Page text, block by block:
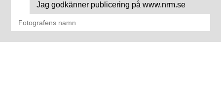
Jag godkänner publicering på www.nrm.se